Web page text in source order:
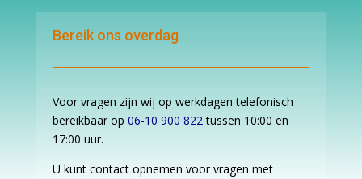
Bereik ons overdag
Voor vragen zijn wij op werkdagen telefonisch
bereikbaar op 06-10 900 822tussen 10:00 en
17:00 uur.
U kunt contact opnemen voor vragen met